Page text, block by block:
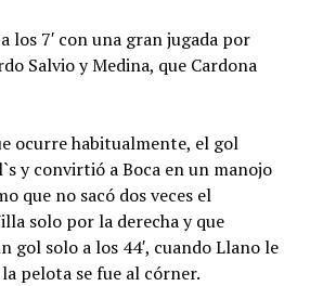
los 7′ con una gran jugada por
Salvio y Medina, que Cardona
ocurre habitualmente, el gol
y convirtió a Boca en un manojo
que no sacó dos veces el
solo por la derecha y que
gol solo a los 44′, cuando Llano le
pelota se fue al córner.